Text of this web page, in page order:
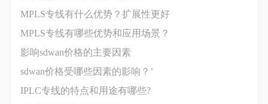
MPLS专线有什么优势？扩展性更好
MPLS专线有哪些优势和应用场景？
影响sdwan价格‍的主要因素
sdwan价格受哪些因素的影响？’
IPLC专线的特点和用途有哪些?